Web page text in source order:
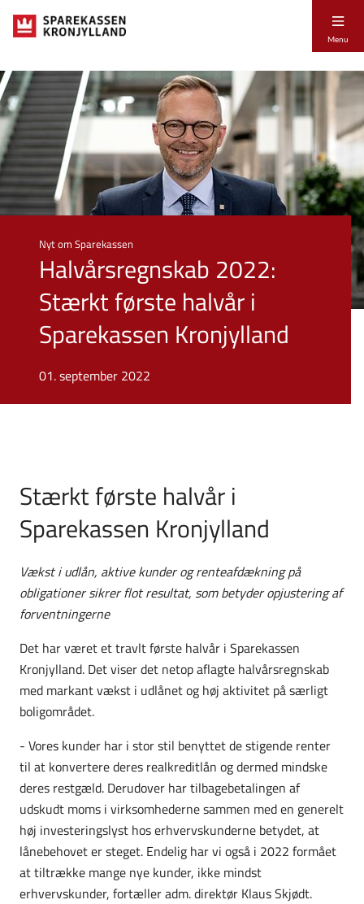
Menu
Nyt om Sparekassen
Halvårsregnskab 2022:
Stærkt første halvår i
Sparekassen Kronjylland
01. september 2022
Stærkt første halvår i
Sparekassen Kronjylland
Vækst i udlån, aktive kunder og renteafdækning på
obligationer sikrer flot resultat, som betyder opjustering af
forventningerne
Det har været et travlt første halvår i Sparekassen
Kronjylland. Det viser det netop aflagte halvårsregnskab
med markant vækst i udlånet og høj aktivitet på særligt
boligområdet.
- Vores kunder har i stor stil benyttet de stigende renter
til at konvertere deres realkreditlån og dermed mindske
deres restgæld. Derudover har tilbagebetalingen af
udskudt moms i virksomhederne sammen med en generelt
høj investeringslyst hos erhvervskunderne betydet, at
lånebehovet er steget. Endelig har vi også i 2022 formået
at tiltrække mange nye kunder, ikke mindst
erhvervskunder, fortæller adm. direktør Klaus Skjødt.